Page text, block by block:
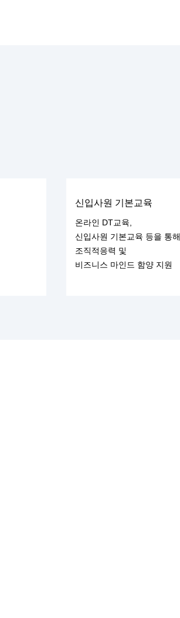
신입사원 기본교육
온라인 DT교육,
신입사원 기본교육 등을 통해
조직적응력 및
비즈니스 마인드 함양 지원